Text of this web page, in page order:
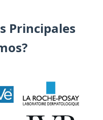
Principales